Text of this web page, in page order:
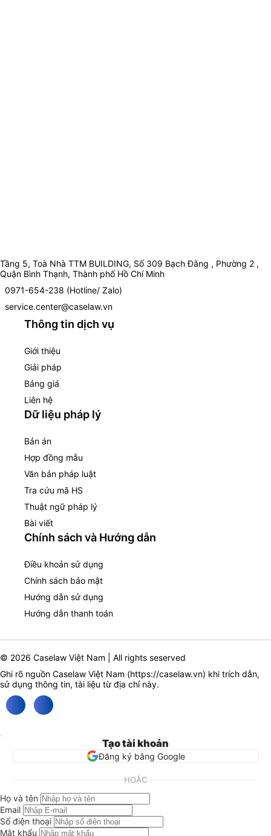
Tầng 5, Toà Nhà TTM BUILDING, Số 309 Bạch Đằng , Phường 2 ,
Quận Bình Thạnh, Thành phố Hồ Chí Minh
0971-654-238 (Hotline/ Zalo)
service.center@caselaw.vn
Thông tin dịch vụ
Giới thiệu
Giải pháp
Bảng giá
Liên hệ
Dữ liệu pháp lý
Bản án
Hợp đồng mẫu
Văn bản pháp luật
Tra cứu mã HS
Thuật ngữ pháp lý
Bài viết
Chính sách và Hướng dẫn
Điều khoản sử dụng
Chính sách bảo mật
Hướng dẫn sử dụng
Hướng dẫn thanh toán
© 2026 Caselaw Việt Nam | All rights seserved
Ghi rõ nguồn Caselaw Việt Nam (https://caselaw.vn) khi trích dẫn,
sử dụng thông tin, tài liệu từ địa chỉ này.
Tạo tài khoản
Đăng ký bằng Google
HOẶC
Họ và tên
Email
Số điện thoại
Mật khẩu